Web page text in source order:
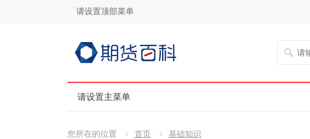
请设置顶部菜单
请设置主菜单
您所在的位置 首页 基础知识